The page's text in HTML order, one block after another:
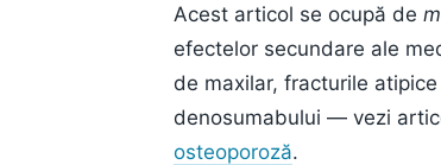
Acest articol se ocupă de
efectelor secundare ale
de maxilar, fracturile
denosumabului — vezi
osteoporoză.